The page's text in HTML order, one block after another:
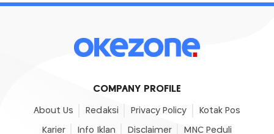
COMPANY PROFILE
About Us Redaksi Privacy Policy Kotak Pos
Karier Info Iklan Disclaimer MNC Peduli